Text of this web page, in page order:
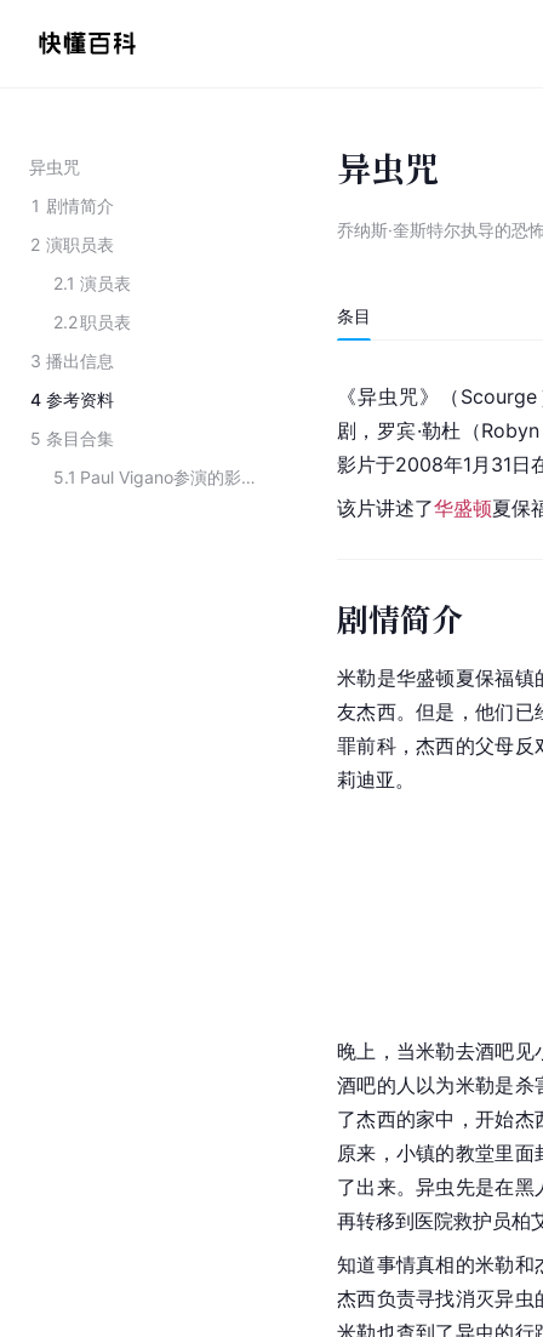
异虫咒
1 剧情简介
2 演职员表
2.1 演员表
2.2职员表
3 播出信息
4 参考资料
5 条目合集
5.1
Paul Vigano参演的影视作品
异虫咒
乔纳斯·奎斯特尔执导的恐
条目
《异虫咒》（
剧，罗宾·勒杜（
影片于2008年1月31日
该片讲述了华盛顿夏保
剧情简介
米勒是华盛顿夏保福镇
友杰西。但是，他们已
罪前科，杰西的父母反
莉迪亚。
晚上，当米勒去酒吧见
酒吧的人以为米勒是杀
了杰西的家中，开始
原来，小镇的教堂里
了出来。异虫先是在
再转移到医院救护员柏
知道事情真相的米勒和
杰西负责寻找消灭异虫